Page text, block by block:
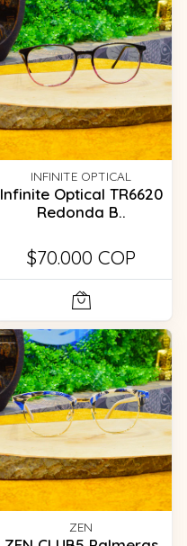
INFINITE OPTICAL
Infinite Optical TR6620
Redonda B..
$70.000 COP
ZEN